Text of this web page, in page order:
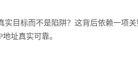
实目标而不是陷阱？这背后依赖一项
地址真实可靠。